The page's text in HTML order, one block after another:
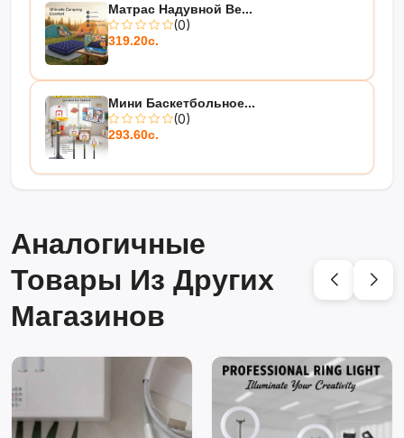
Матрас Надувной Be...
(0)
319.20с.
Мини Баскетбольное...
(0)
293.60с.
Аналогичные
Товары Из Других
Магазинов